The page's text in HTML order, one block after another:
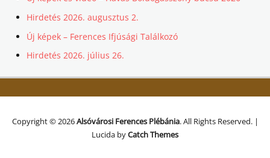
Hirdetés 2026. augusztus 2.
Új képek – Ferences Ifjúsági Találkozó
Hirdetés 2026. július 26.
Copyright © 2026Alsóvárosi Ferences Plébánia. All Rights Reserved. |
Lucida byCatch Themes